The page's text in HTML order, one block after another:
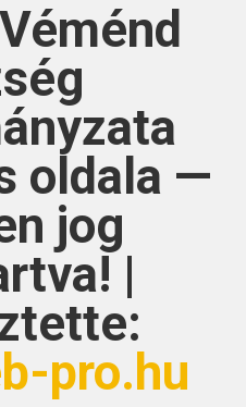
Véménd
oldala —
jog
|
pro.hu